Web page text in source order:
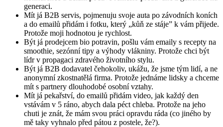
generaci.
Mít já B2B servis, pojmenuju svoje auta po závodních koních
a do emailů přidám i fotku, který „kůň ze stáje” k vám přijede.
Protože moji hodnotou je rychlost.
Být já prodejcem bio potravin, pošlu vám emaily s recepty na
smoothie, sezónní tipy a výhody vlákniny. Protože chci být
lídr v propagaci zdravého životního stylu.
Být já B2B dodavatel čehokoliv, ukážu, že jsme tým lidí, a ne
anonymní zkostnatělá firma. Protože jednáme lidsky a chceme
mít s partnery dlouhodobé osobní vztahy.
Mít já pekařství, do emailů přidám video, jak každý den
vstávám v 5 ráno, abych dala péct chleba. Protože na jeho
chuti je znát, že mám svou práci opravdu ráda (co jiného by
mě taky vyhnalo před pátou z postele, že?).